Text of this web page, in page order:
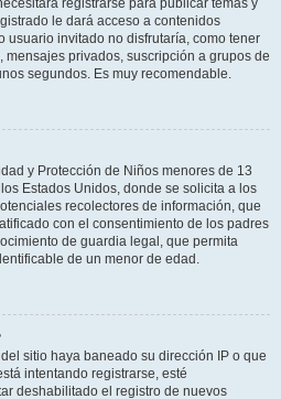
registrarse para publicar temas y
le dará acceso a contenidos
usuario invitado no disfrutaría, como tener
privados, suscripción a grupos de
segundos. Es muy recomendable.
y Protección de Niños menores de 13
Estados Unidos, donde se solicita a los
recolectores de información, que
con el consentimiento de los padres
de guardia legal, que permita
de un menor de edad.
sitio haya baneado su dirección IP o que
intentando registrarse, esté
deshabilitado el registro de nuevos